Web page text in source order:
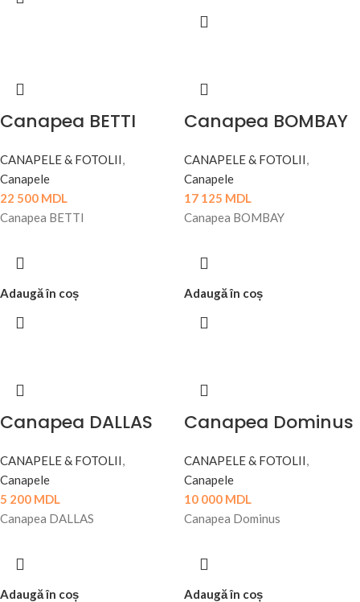
Canapea BETTI
CANAPELE & FOTOLII,
Canapele
22 500 MDL
Canapea BETTI
Adaugă în coș
Canapea BOMBAY
CANAPELE & FOTOLII,
Canapele
17 125 MDL
Canapea BOMBAY
Adaugă în coș
Canapea DALLAS
CANAPELE & FOTOLII,
Canapele
5 200 MDL
Canapea DALLAS
Adaugă în coș
Canapea Dominus
CANAPELE & FOTOLII,
Canapele
10 000 MDL
Canapea Dominus
Adaugă în coș